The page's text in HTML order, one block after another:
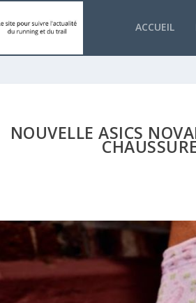
ACCUEIL
NOUVELLE ASICS